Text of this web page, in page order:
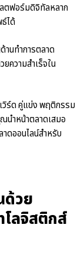
ตฟอร์มดิจิทัลหลาก
ได้
นทำการตลาด
ความสำเร็จใน
วิร์ด คู่แข่ง พฤติกรรม
นำหน้าตลาดเสมอ
ดออนไลน์สำหรับ
ด้วย
ลจิสติกส์